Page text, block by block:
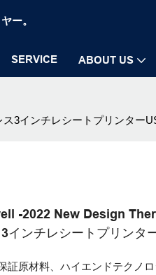
ー。
SERVICE ABOUT US
3インチレシートプリンター
-2022 New Design
3インチレシートプリンタ
証原材料、ハイエンドテクノ